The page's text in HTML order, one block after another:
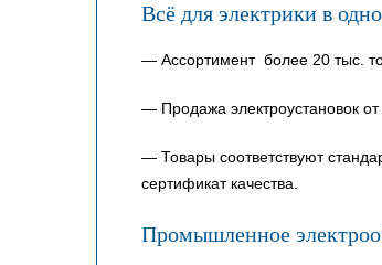
Всё для электрики в
— Ассортимент более 20 тыс.
— Продажа электроустановок
— Товары соответствуют
сертификат качества.
Промышленное